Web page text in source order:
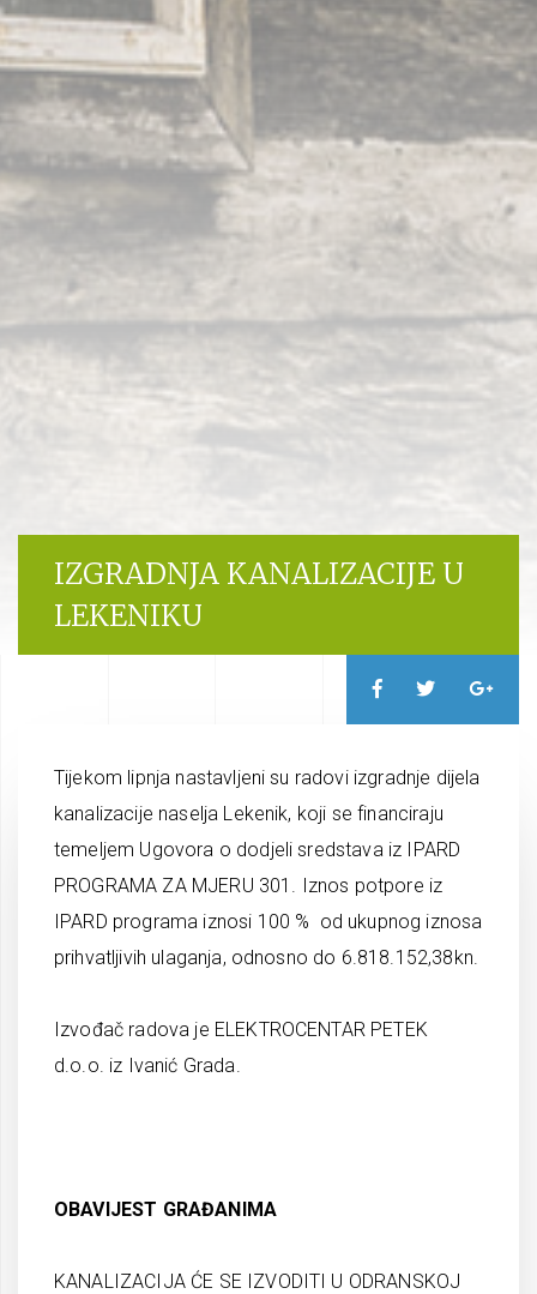
IZGRADNJA KANALIZACIJE U
LEKENIKU
Tijekom lipnja nastavljeni su radovi izgradnje dijela
kanalizacije naselja Lekenik, koji se financiraju
temeljem Ugovora o dodjeli sredstava iz IPARD
PROGRAMA ZA MJERU 301. Iznos potpore iz
IPARD programa iznosi 100 % od ukupnog iznosa
prihvatljivih ulaganja, odnosno do 6.818.152,38kn.
Izvođač radova je ELEKTROCENTAR PETEK
d.o.o. iz Ivanić Grada.
OBAVIJEST GRAĐANIMA
KANALIZACIJA ĆE SE IZVODITI U ODRANSKOJ